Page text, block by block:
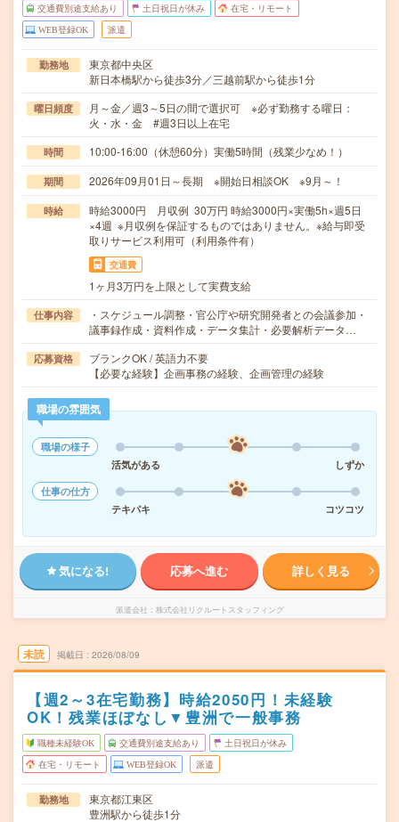
交通費別途支給あり 土日祝日が休み 在宅・リモート
WEB登録OK 派遣
勤務地
東京都中央区
新日本橋駅から徒歩3分／三越前駅から徒歩1分
曜日頻度
月～金／週3～5日の間で選択可 ※必ず勤務する曜日：
火・水・金 #週3日以上在宅
時間 10:00-16:00（休憩60分）実働5時間（残業少なめ！）
期間 2026年09月01日～長期 ※開始日相談OK ※9月～！
時給
時給3000円 月収例 30万円 時給3000円×実働5h×週5日
×4週 ※月収例を保証するものではありません。※給与即受
取りサービス利用可（利用条件有）
交通費
1ヶ月3万円を上限として実費支給
仕事内容
・スケジュール調整・官公庁や研究開発者との会議参加・
議事録作成・資料作成・データ集計・必要解析データ…
応募資格
ブランクOK / 英語力不要
【必要な経験】企画事務の経験、企画管理の経験
職場の雰囲気
職場の様子
活気がある
しずか
仕事の仕方
テキパキ
コツコツ
気になる! 応募へ進む 詳しく見る
派遣会社 株式会社リクルートスタッフィング
未読 掲載日 2026/08/09
【週2～3在宅勤務】時給2050円！未経験
OK！残業ほぼなし▼豊洲で一般事務
職種未経験OK 交通費別途支給あり 土日祝日が休み
在宅・リモート WEB登録OK 派遣
勤務地
東京都江東区
豊洲駅から徒歩1分